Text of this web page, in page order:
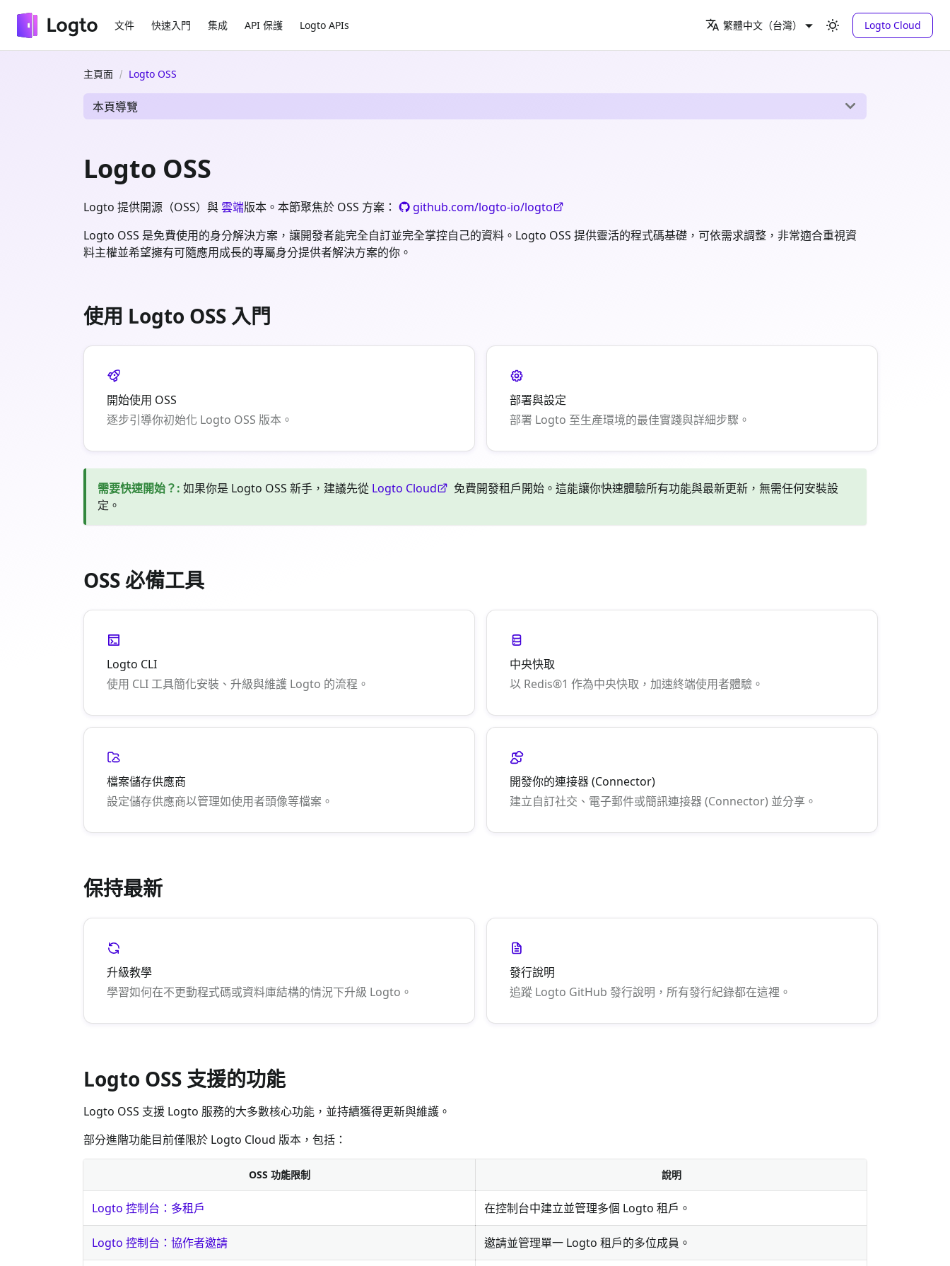
文件 快速入門 集成 API 保護 Logto APIs 繁體中文（台灣） Logto Cloud
主頁面 Logto OSS
本頁導覽
Logto OSS
Logto 提供開源（OSS）與雲端版本。本節聚焦於 OSS 方案：
github.com/logto-io/logto
Logto OSS 是免費使用的身分解決方案，讓開發者能完全自訂並完全掌控自己的資料。Logto OSS 提供靈活的程式碼基礎，可依需求調整，非常適合重視資
料主權並希望擁有可隨應用成長的專屬身分提供者解決方案的你。
使用 Logto OSS 入門
開始使用 OSS
逐步引導你初始化 Logto OSS 版本。
部署與設定
部署 Logto 至生產環境的最佳實踐與詳細步驟。
需要快速開始？: 如果你是 Logto OSS 新手，建議先從 Logto Cloud
免費開發租戶開始。這能讓你快速體驗所有功能與最新更新，無需任何安裝設
定。
OSS 必備工具
Logto CLI
使用 CLI 工具簡化安裝、升級與維護 Logto 的流程。
中央快取
以 Redis®1 作為中央快取，加速終端使用者體驗。
檔案儲存供應商
設定儲存供應商以管理如使用者頭像等檔案。
開發你的連接器 (Connector)
建立自訂社交、電子郵件或簡訊連接器 (Connector) 並分享。
保持最新
升級教學
學習如何在不更動程式碼或資料庫結構的情況下升級 Logto。
發行說明
追蹤 Logto GitHub 發行說明，所有發行紀錄都在這裡。
Logto OSS 支援的功能
Logto OSS 支援 Logto 服務的大多數核心功能，並持續獲得更新與維護。
部分進階功能目前僅限於 Logto Cloud 版本，包括：
OSS 功能限制 說明
Logto 控制台：多租戶 在控制台中建立並管理多個 Logto 租戶。
Logto 控制台：協作者邀請 邀請並管理單一 Logto 租戶的多位成員。